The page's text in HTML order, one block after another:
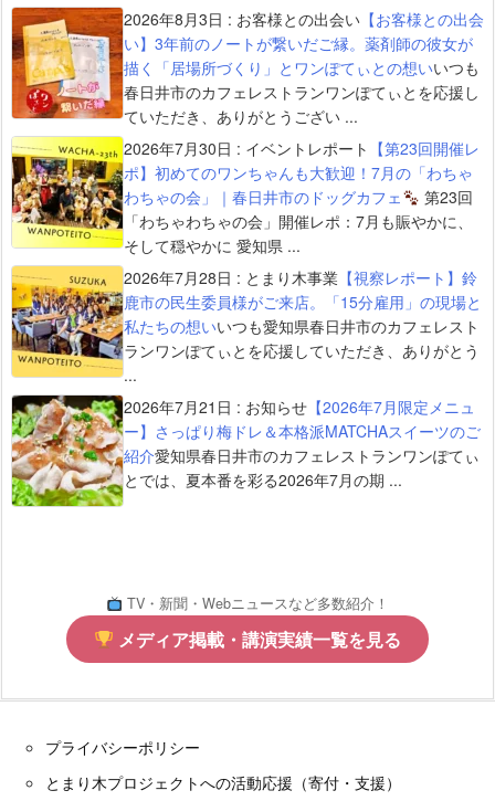
2026年8月3日 : お客様との出会い 【お客様との出会
い】3年前のノートが繋いだご縁。薬剤師の彼女が
描く「居場所づくり」とワンぽてぃとの想いいつも
春日井市のカフェレストランワンぽてぃとを応援し
ていただき、ありがとうござい ...
2026年7月30日 : イベントレポート 【第23回開催レ
ポ】初めてのワンちゃんも大歓迎！7月の「わちゃ
わちゃの会」｜春日井市のドッグカフェ
第23回
「わちゃわちゃの会」開催レポ：7月も賑やかに、
そして穏やかに 愛知県 ...
2026年7月28日 : とまり木事業 【視察レポート】鈴
鹿市の民生委員様がご来店。「15分雇用」の現場と
私たちの想いいつも愛知県春日井市のカフェレスト
ランワンぽてぃとを応援していただき、ありがとう
...
2026年7月21日 : お知らせ 【2026年7月限定メニュ
ー】さっぱり梅ドレ＆本格派MATCHAスイーツのご
紹介愛知県春日井市のカフェレストランワンぽてぃ
とでは、夏本番を彩る2026年7月の期 ...
TV・新聞・Webニュースなど多数紹介！
メディア掲載・講演実績一覧を見る
プライバシーポリシー
とまり木プロジェクトへの活動応援（寄付・支援）